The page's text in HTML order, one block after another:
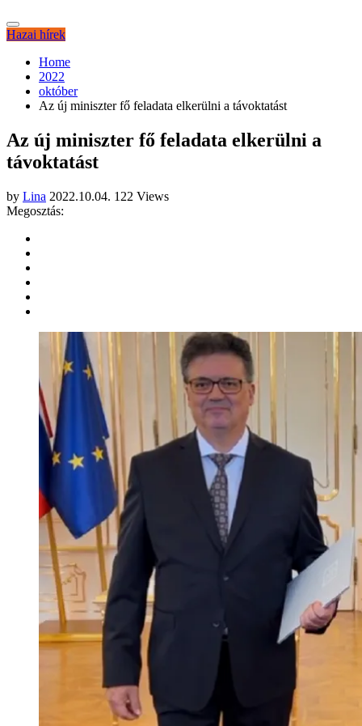
Hazai hírek
Home
2022
október
Az új miniszter fő feladata elkerülni a távoktatást
Az új miniszter fő feladata elkerülni a
távoktatást
by Lina 2022.10.04. 122 Views
Megosztás: